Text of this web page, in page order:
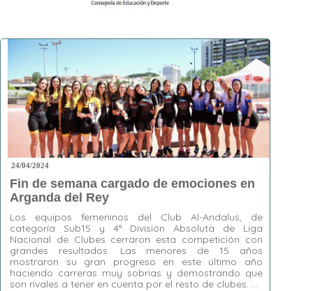
24/04/2024
Fin de semana cargado de emociones en
Arganda del Rey
Los equipos femeninos del Club Al-Andalus, de
categoría Sub15 y 4ª División Absoluta de Liga
Nacional de Clubes cerraron esta competición con
grandes resultados. Las menores de 15 años
mostraron su gran progreso en este último año
haciendo carreras muy sobrias y demostrando que
son rivales a tener en cuenta por el resto de clubes. …